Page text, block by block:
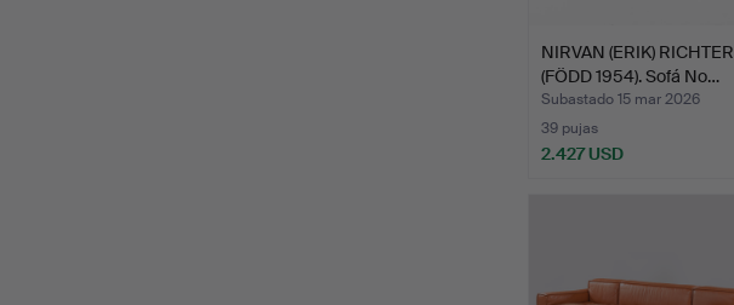
NIRVAN (ERIK) RICHTER
(FÖDD 1954). Sofá No…
Subastado 15 mar 2026
39 pujas
2.427 USD